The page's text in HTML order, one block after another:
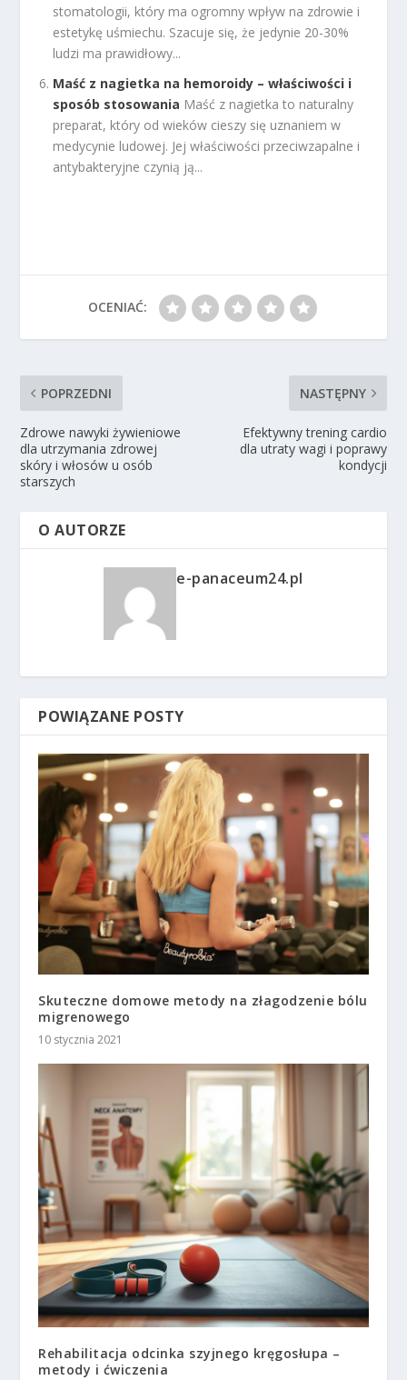
stomatologii, który ma ogromny wpływ na zdrowie i
estetykę uśmiechu. Szacuje się, że jedynie 20-30%
ludzi ma prawidłowy...
Maść z nagietka na hemoroidy – właściwości i
sposób stosowania Maść z nagietka to naturalny
preparat, który od wieków cieszy się uznaniem w
medycynie ludowej. Jej właściwości przeciwzapalne i
antybakteryjne czynią ją...
OCENIAĆ:
POPRZEDNI
Zdrowe nawyki żywieniowe
dla utrzymania zdrowej
skóry i włosów u osób
starszych
NASTĘPNY
Efektywny trening cardio
dla utraty wagi i poprawy
kondycji
O AUTORZE
e-panaceum24.pl
POWIĄZANE POSTY
Skuteczne domowe metody na złagodzenie bólu
migrenowego
10 stycznia 2021
Rehabilitacja odcinka szyjnego kręgosłupa –
metody i ćwiczenia